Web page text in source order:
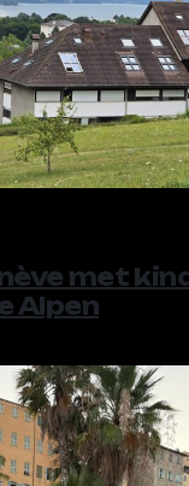
met
Alpen